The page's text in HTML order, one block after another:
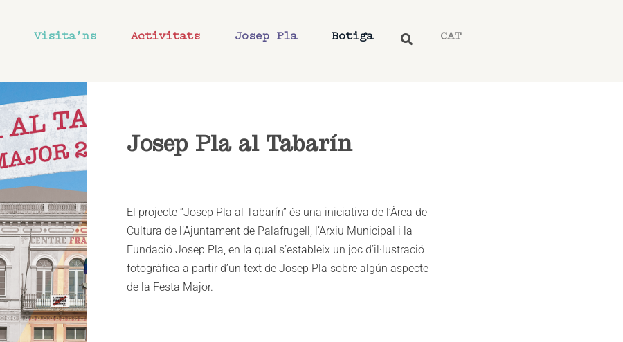
Visita’ns Activitats Josep Pla Botiga CAT
Josep Pla al Tabarín
El projecte “Josep Pla al Tabarín” és una iniciativa de l’Àrea de
Cultura de l’Ajuntament de Palafrugell, l’Arxiu Municipal i la
Fundació Josep Pla, en la qual s’estableix un joc d’il·lustració
fotogràfica a partir d’un text de Josep Pla sobre algún aspecte
de la Festa Major.